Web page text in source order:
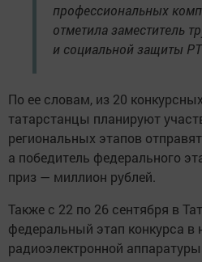
профессиональных
отметила заместитель
и социальной защиты
По ее словам, из 20
татарстанцы планируют
региональных этапов
а победитель федерального
приз — миллион рублей.
Также с 22 по 26 сентября в
федеральный этап конкурса
радиоэлектронной